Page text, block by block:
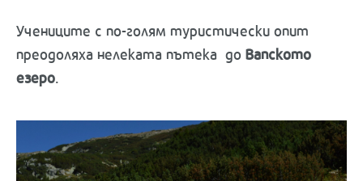
Учениците с по-голям туристически опит
преодоляха нелеката пътека до Вапското
езеро.